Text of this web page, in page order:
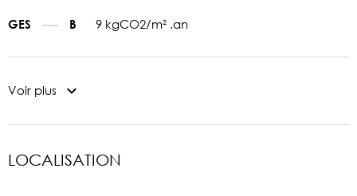
GES B 9 kgCO2/m² .an
Voir plus
LOCALISATION